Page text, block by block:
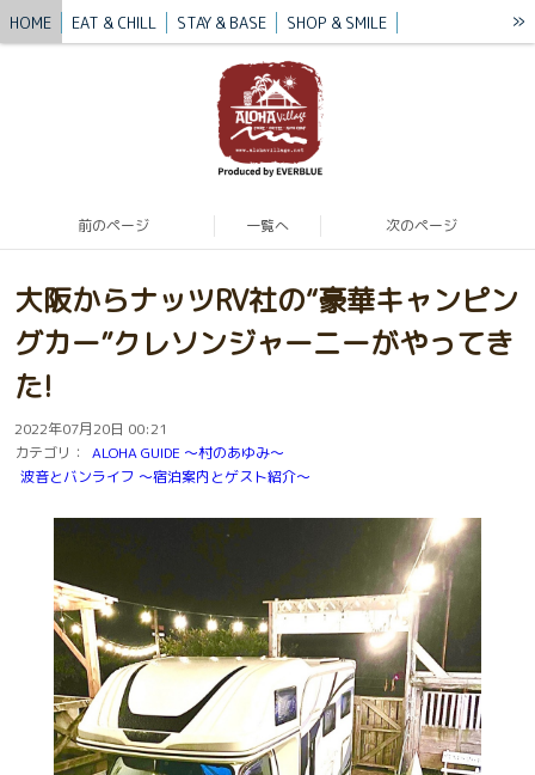
HOME EAT & CHILL STAY & BASE
SHOP & SMILE
BLUE MISSION BLOG
»
前のページ 一覧へ 次のページ
大阪からナッツRV社の“豪華キャンピン
グカー”クレソンジャーニーがやってき
た!
2022年07月20日 00:21
カテゴリ：
ALOHA GUIDE 〜村のあゆみ〜
波音とバンライフ 〜宿泊案内とゲスト紹介〜